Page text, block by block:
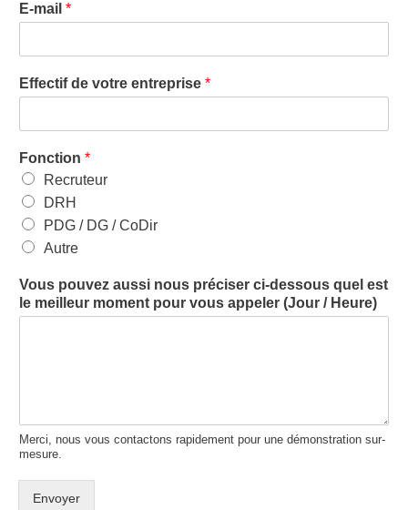
E-mail *
Effectif de votre entreprise *
Fonction *
Recruteur
DRH
PDG / DG / CoDir
Autre
Vous pouvez aussi nous préciser ci-dessous quel est
le meilleur moment pour vous appeler (Jour / Heure)
Merci, nous vous contactons rapidement pour une démonstration sur-
mesure.
Envoyer